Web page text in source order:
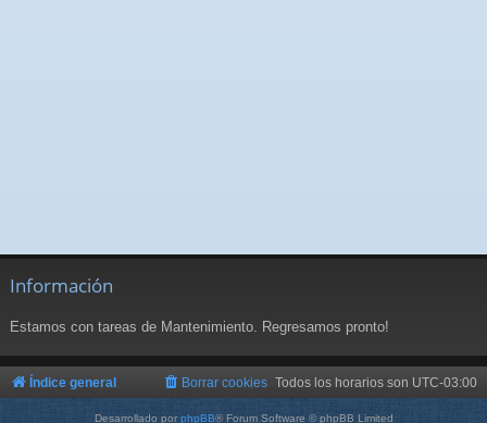
Información
Estamos con tareas de Mantenimiento. Regresamos pronto!
Índice general Todos los horarios son UTC-03:00
Borrar cookies
Desarrollado por phpBB® Forum Software © phpBB Limited